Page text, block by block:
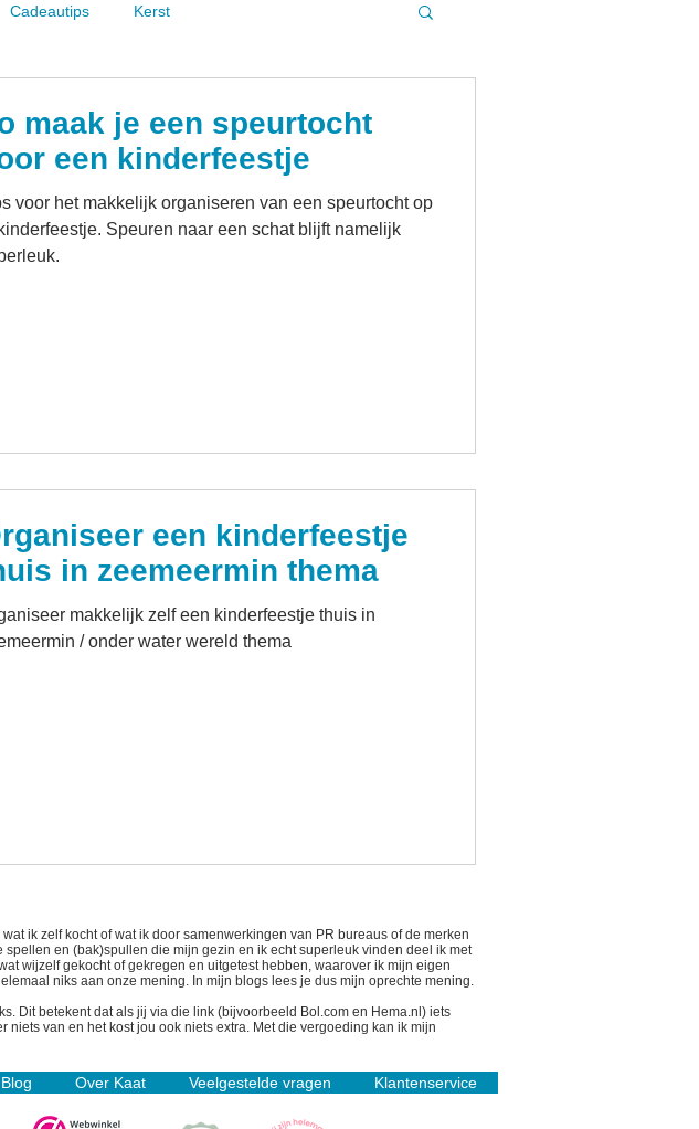
Cadeautips Kerst
maak je een speurtocht
een kinderfeestje
het makkelijk organiseren van een speurtocht op
Speuren naar een schat blijft namelijk
een kinderfeestje
in zeemeermin thema
makkelijk zelf een kinderfeestje thuis in
zeemeermin / onder water wereld thema
ik zelf kocht of wat ik door samenwerkingen van PR bureaus of de merken
en (bak)spullen die mijn gezin en ik echt superleuk vinden deel ik met
wijzelf gekocht of gekregen en uitgetest hebben, waarover ik mijn eigen
niks aan onze mening. In mijn blogs lees je dus mijn oprechte mening.
Dit betekent dat als jij via die link (bijvoorbeeld Bol.com en Hema.nl) iets
van en het kost jou ook niets extra. Met die vergoeding kan ik mijn
Blog Over Kaat Veelgestelde vragen Klantenservice